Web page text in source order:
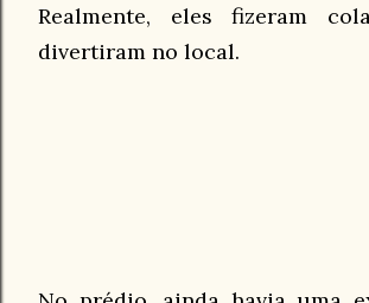
Realmente, eles fizeram
divertiram no local.